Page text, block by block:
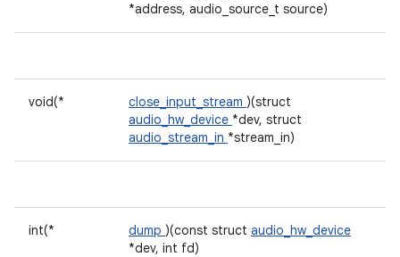
*address, audio_source_t source)
void(* close_input_stream )(struct
audio_hw_device *dev, struct
audio_stream_in *stream_in)
int(* dump )(const struct audio_hw_device
*dev, int fd)